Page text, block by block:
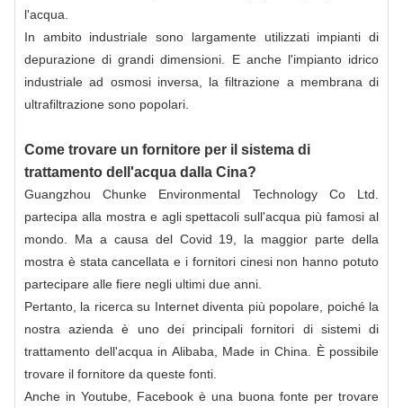
l'acqua.
In ambito industriale sono largamente utilizzati impianti di
depurazione di grandi dimensioni. E anche l'impianto idrico
industriale ad osmosi inversa, la filtrazione a membrana di
ultrafiltrazione sono popolari.
Come trovare un fornitore per il sistema di
trattamento dell'acqua dalla Cina?
Guangzhou Chunke Environmental Technology Co Ltd.
partecipa alla mostra e agli spettacoli sull'acqua più famosi al
mondo. Ma a causa del Covid 19, la maggior parte della
mostra è stata cancellata e i fornitori cinesi non hanno potuto
partecipare alle fiere negli ultimi due anni.
Pertanto, la ricerca su Internet diventa più popolare, poiché la
nostra azienda è uno dei principali fornitori di sistemi di
trattamento dell'acqua in Alibaba, Made in China. È possibile
trovare il fornitore da queste fonti.
Anche in Youtube Facebook è una buona fonte per trovare